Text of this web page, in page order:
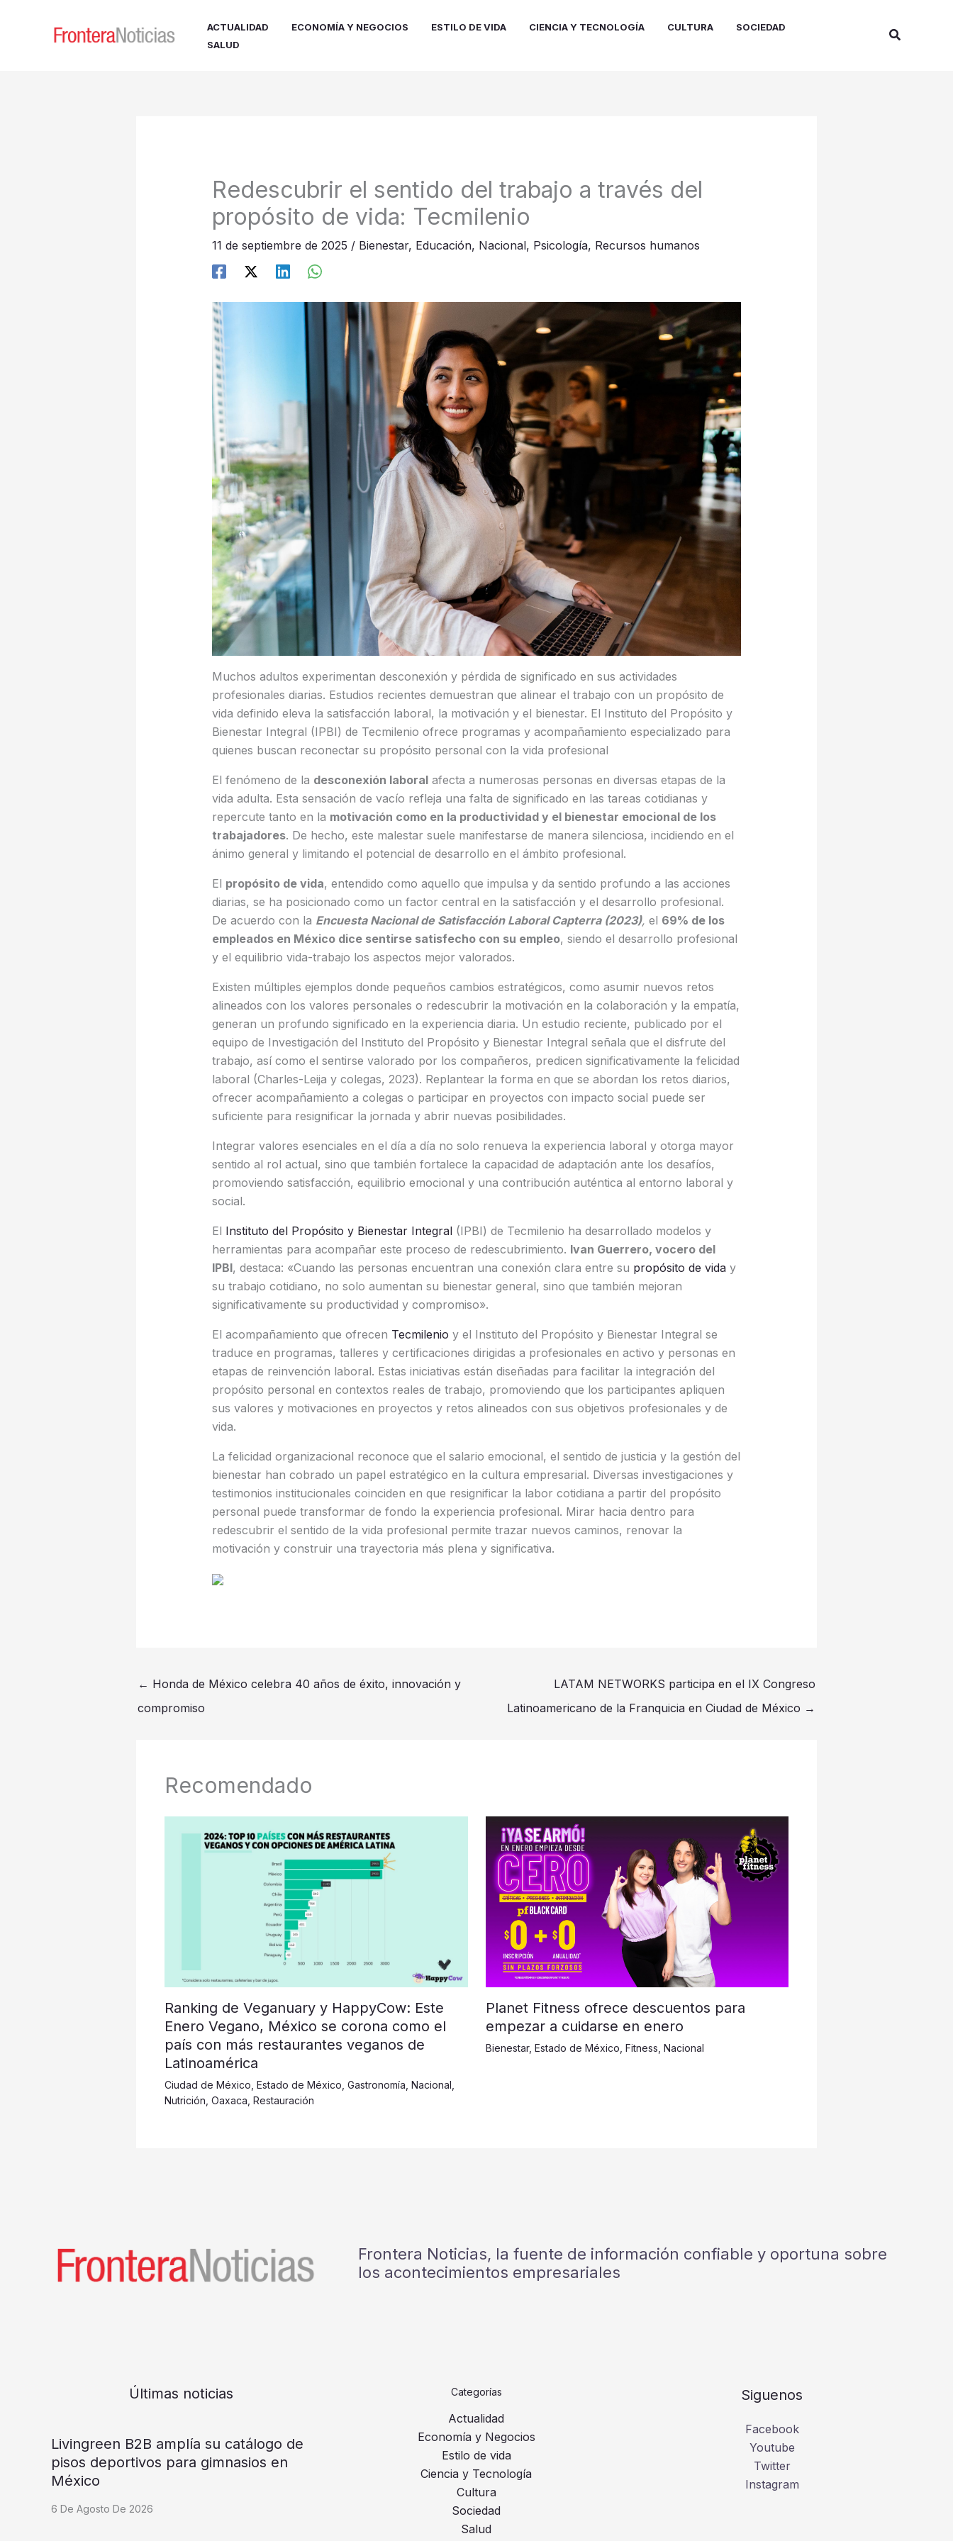
ACTUALIDAD ECONOMÍA Y NEGOCIOS ESTILO DE VIDA CIENCIA Y TECNOLOGÍA CULTURA
SOCIEDAD
SALUD
Buscar
Redescubrir el sentido del trabajo a través del
propósito de vida: Tecmilenio
11 de septiembre de 2025 / Bienestar, Educación, Nacional, Psicología, Recursos humanos
Muchos adultos experimentan desconexión y pérdida de significado en sus actividades
profesionales diarias. Estudios recientes demuestran que alinear el trabajo con un propósito de
vida definido eleva la satisfacción laboral, la motivación y el bienestar. El Instituto del Propósito y
Bienestar Integral (IPBI) de Tecmilenio ofrece programas y acompañamiento especializado para
quienes buscan reconectar su propósito personal con la vida profesional
El fenómeno de la desconexión laboralafecta a numerosas personas en diversas etapas de la
vida adulta. Esta sensación de vacío refleja una falta de significado en las tareas cotidianas y
repercute tanto en la motivación como en la productividad y el bienestar emocional de los
trabajadores. De hecho, este malestar suele manifestarse de manera silenciosa, incidiendo en el
ánimo general y limitando el potencial de desarrollo en el ámbito profesional.
El propósito de vida, entendido como aquello que impulsa y da sentido profundo a las acciones
diarias, se ha posicionado como un factor central en la satisfacción y el desarrollo profesional.
De acuerdo con la Encuesta Nacional de Satisfacción Laboral Capterra (2023), el 69% de los
empleados en México dice sentirse satisfecho con su empleo, siendo el desarrollo profesional
y el equilibrio vida-trabajo los aspectos mejor valorados.
Existen múltiples ejemplos donde pequeños cambios estratégicos, como asumir nuevos retos
alineados con los valores personales o redescubrir la motivación en la colaboración y la empatía,
generan un profundo significado en la experiencia diaria. Un estudio reciente, publicado por el
equipo de Investigación del Instituto del Propósito y Bienestar Integral señala que el disfrute del
trabajo, así como el sentirse valorado por los compañeros, predicen significativamente la felicidad
laboral (Charles-Leija y colegas, 2023). Replantear la forma en que se abordan los retos diarios,
ofrecer acompañamiento a colegas o participar en proyectos con impacto social puede ser
suficiente para resignificar la jornada y abrir nuevas posibilidades.
Integrar valores esenciales en el día a día no solo renueva la experiencia laboral y otorga mayor
sentido al rol actual, sino que también fortalece la capacidad de adaptación ante los desafíos,
promoviendo satisfacción, equilibrio emocional y una contribución auténtica al entorno laboral y
social.
El Instituto del Propósito y Bienestar Integral(IPBI) de Tecmilenio ha desarrollado modelos y
herramientas para acompañar este proceso de redescubrimiento. Ivan Guerrero, vocero del
IPBI, destaca: «Cuando las personas encuentran una conexión clara entre su propósito de viday
su trabajo cotidiano, no solo aumentan su bienestar general, sino que también mejoran
significativamente su productividad y compromiso».
El acompañamiento que ofrecen Tecmilenio y el Instituto del Propósito y Bienestar Integral se
traduce en programas, talleres y certificaciones dirigidas a profesionales en activo y personas en
etapas de reinvención laboral. Estas iniciativas están diseñadas para facilitar la integración del
propósito personal en contextos reales de trabajo, promoviendo que los participantes apliquen
sus valores y motivaciones en proyectos y retos alineados con sus objetivos profesionales y de
vida.
La felicidad organizacional reconoce que el salario emocional, el sentido de justicia y la gestión del
bienestar han cobrado un papel estratégico en la cultura empresarial. Diversas investigaciones y
testimonios institucionales coinciden en que resignificar la labor cotidiana a partir del propósito
personal puede transformar de fondo la experiencia profesional. Mirar hacia dentro para
redescubrir el sentido de la vida profesional permite trazar nuevos caminos, renovar la
motivación y construir una trayectoria más plena y significativa.
← Honda de México celebra 40 años de éxito, innovación y
compromiso
LATAM NETWORKS participa en el IX Congreso
Latinoamericano de la Franquicia en Ciudad de México →
Recomendado
Ranking de Veganuary y HappyCow: Este
Enero Vegano, México se corona como el
país con más restaurantes veganos de
Latinoamérica
Ciudad de México Estado de México Gastronomía Nacional
Nutrición Oaxaca Restauración
Planet Fitness ofrece descuentos para
empezar a cuidarse en enero
Bienestar, Estado de México Fitness Nacional
Frontera Noticias, la fuente de información confiable y oportuna sobre
los acontecimientos empresariales
Últimas noticias
Livingreen B2B amplía su catálogo de
pisos deportivos para gimnasios en
México
6 De Agosto De 2026
Categorías
Actualidad
Economía y Negocios
Estilo de vida
Ciencia y Tecnología
Cultura
Sociedad
Salud
Siguenos
Facebook
Youtube
Twitter
Instagram